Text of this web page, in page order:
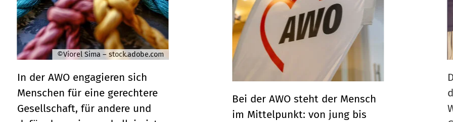
©Viorel Sima – stock.adobe.com
In der AWO engagieren sich
Menschen für eine gerechtere
Gesellschaft, für andere und
Bei der AWO steht der Mensch
im Mittelpunkt: von jung bis